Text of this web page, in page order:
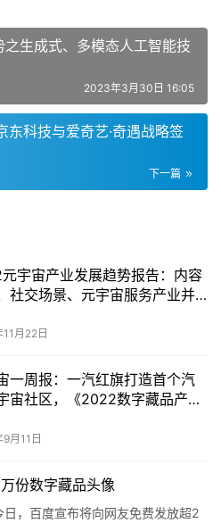
生成式、多模态人工智能技
2023年3月30日 16:05
东科技与爱奇艺·奇遇战略签
下一篇
宇宙产业发展趋势报告：内容
社交场景、元宇宙服务产业并
月22日
一周报：一汽红旗打造首个汽
宙社区，《2022数字藏品产业
月11日
份数字藏品头像
，百度宣布将向网友免费发放超2